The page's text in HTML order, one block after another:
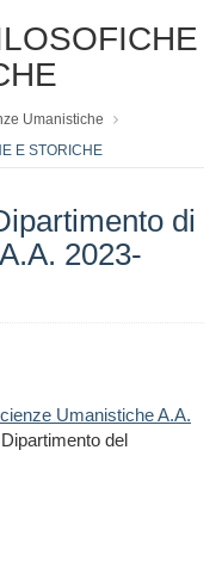
Umanistiche
E STORICHE
di
2023-
Umanistiche A.A.
del